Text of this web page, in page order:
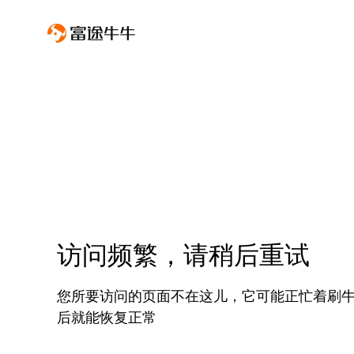
访问频繁，请稍后重试
您所要访问的页面不在这儿，它可能正忙着刷
后就能恢复正常